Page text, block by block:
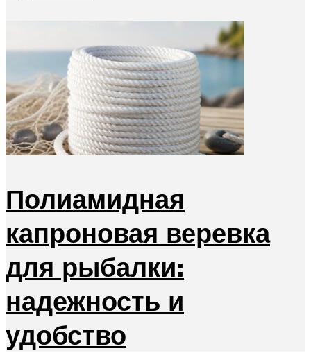
Полиамидная
капроновая веревка
для рыбалки:
надежность и
удобство